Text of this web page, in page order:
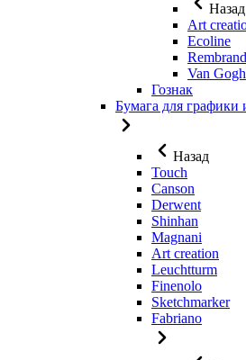
Назад
Art
Ecoline
Van Gogh
Гознак
Бумага для графики
Назад
Touch
Canson
Derwent
Shinhan
Magnani
Art creation
Leuchtturm
Finenolo
Sketchmarker
Fabriano